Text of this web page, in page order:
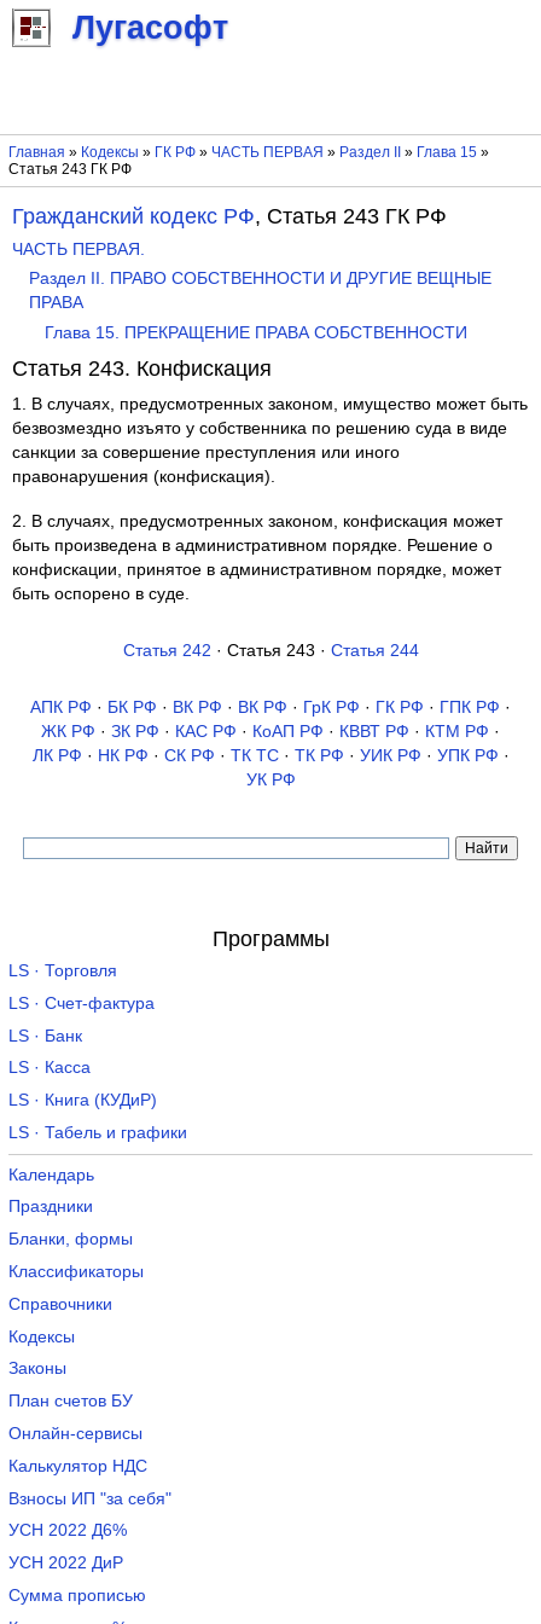
Лугасофт
Главная » Кодексы » ГК РФ» ЧАСТЬ ПЕРВАЯ » Раздел II » Глава 15»
Статья 243 ГК РФ
Гражданский кодекс РФ, Статья 243 ГК РФ
ЧАСТЬ ПЕРВАЯ.
Раздел II. ПРАВО СОБСТВЕННОСТИ И ДРУГИЕ ВЕЩНЫЕ
ПРАВА
Глава 15. ПРЕКРАЩЕНИЕ ПРАВА СОБСТВЕННОСТИ
Статья 243. Конфискация
1. В случаях, предусмотренных законом, имущество может быть
безвозмездно изъято у собственника по решению суда в виде
санкции за совершение преступления или иного
правонарушения (конфискация).
2. В случаях, предусмотренных законом, конфискация может
быть произведена в административном порядке. Решение о
конфискации, принятое в административном порядке, может
быть оспорено в суде.
Статья 242 · Статья 243 · Статья 244
АПК РФ · БК РФ · ВК РФ · ВК РФ · ГрК РФ · ГК РФ · ГПК РФ ·
ЖК РФ · ЗК РФ · КАС РФ · КоАП РФ · КВВТ РФ · КТМ РФ ·
ЛК РФ · НК РФ · СК РФ · ТК TC· ТК РФ · УИК РФ · УПК РФ ·
УК РФ
Программы
LS · Торговля
LS · Счет-фактура
LS · Банк
LS · Касса
LS · Книга (КУДиР)
LS · Табель и графики
Календарь
Праздники
Бланки, формы
Классификаторы
Справочники
Кодексы
Законы
План счетов БУ
Онлайн-сервисы
Калькулятор НДС
Взносы ИП "за себя"
УСН 2022 Д6%
УСН 2022 ДиР
Сумма прописью